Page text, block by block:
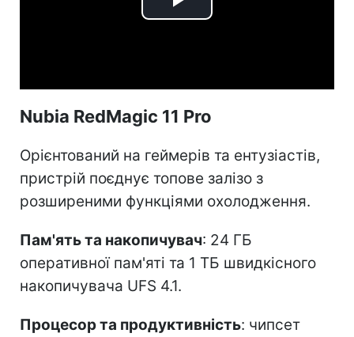
Play
Nubia RedMagic 11 Pro
Орієнтований на геймерів та ентузіастів,
пристрій поєднує топове залізо з
розширеними функціями охолодження.
Пам'ять та накопичувач: 24 ГБ
оперативної пам'яті та 1 ТБ швидкісного
накопичувача UFS 4.1.
Процесор та продуктивність: чипсет